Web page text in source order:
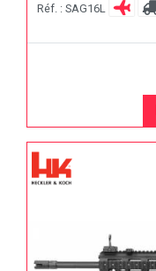
Réf. : SAG16L